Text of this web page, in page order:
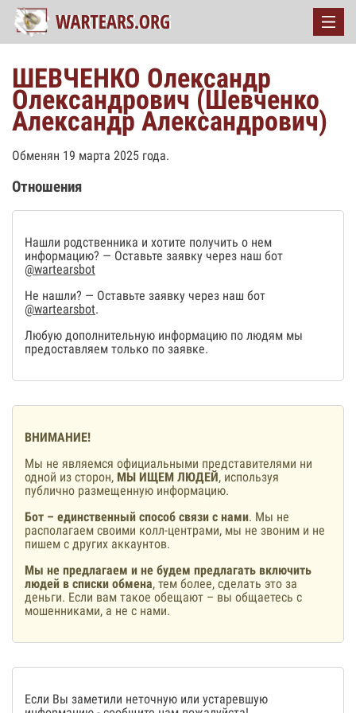
ШЕВЧЕНКО Олександр
Олександрович (Шевченко
Александр Александрович)
Обменян 19 марта 2025 года.
Отношения
Нашли родственника и хотите получить о нем
информацию? — Оставьте заявку через наш бот
@wartearsbot
Не нашли? — Оставьте заявку через наш бот
@wartearsbot.
Любую дополнительную информацию по людям мы
предоставляем только по заявке.
ВНИМАНИЕ!
Мы не являемся официальными представителями ни
одной из сторон, МЫ ИЩЕМ ЛЮДЕЙ, используя
публично размещенную информацию.
Бот – единственный способ связи с нами. Мы не
располагаем своими колл-центрами, мы не звоним и не
пишем с других аккаунтов.
Мы не предлагаем и не будем предлагать включить
людей в списки обмена, тем более, сделать это за
деньги. Если вам такое обещают – вы общаетесь с
мошенниками, а не с нами.
Если Вы заметили неточную или устаревшую